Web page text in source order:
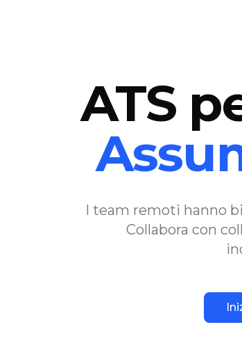
ATS
I team remoti hanno
Collabora con